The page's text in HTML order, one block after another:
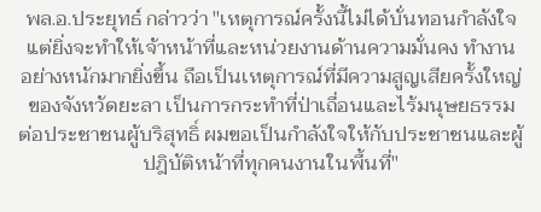
พล.อ.ประยุทธ์ กล่าวว่า "เหตุการณ์ครั้งนี้ไม่ได้บั่นทอนกำลังใจ
แต่ยิ่งจะทำให้เจ้าหน้าที่และหน่วยงานด้านความมั่นคง ทำงาน
อย่างหนักมากยิ่งขึ้น ถือเป็นเหตุการณ์ที่มีความสูญเสียครั้งใหญ่
ของจังหวัดยะลา เป็นการกระทำที่ป่าเถื่อนและไร้มนุษยธรรม
ต่อประชาชนผู้บริสุทธิ์ ผมขอเป็นกำลังใจให้กับประชาชนและผู้
ปฎิบัติหน้าที่ทุกคนงานในพื้นที่"